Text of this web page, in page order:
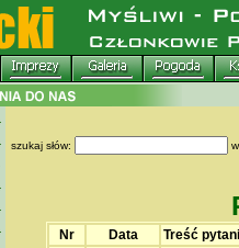
szukaj słów:
Nr Data
Treść